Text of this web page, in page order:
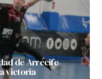
de Arrecife
victoria